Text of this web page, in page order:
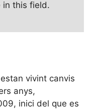
in this field.
vivint canvis
anys,
inici del que es